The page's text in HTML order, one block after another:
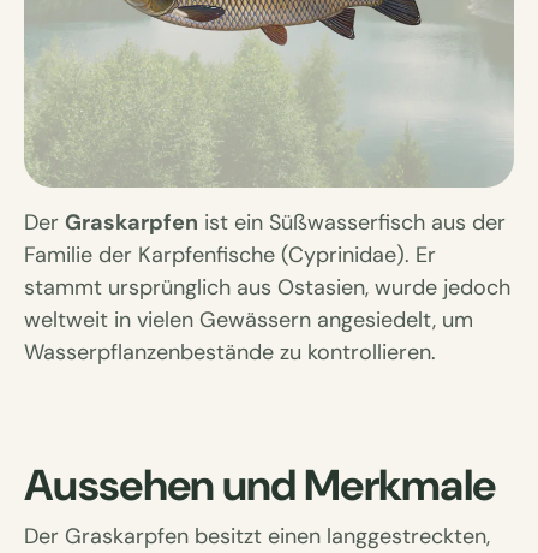
Der Graskarpfen ist ein Süßwasserfisch aus der
Familie der Karpfenfische (Cyprinidae). Er
stammt ursprünglich aus Ostasien, wurde jedoch
weltweit in vielen Gewässern angesiedelt, um
Wasserpflanzenbestände zu kontrollieren.
Aussehen und Merkmale
Der Graskarpfen besitzt einen langgestreckten,